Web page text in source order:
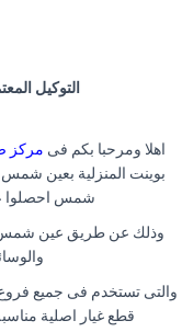
التوكيل
اهلا ومرحبا بكم فى مركز
بوينت المنزلية بعين
شمس احصلوا
وذلك عن طريق عين شمس
والتى تستخدم فى جميع
قطع غيار اصلية